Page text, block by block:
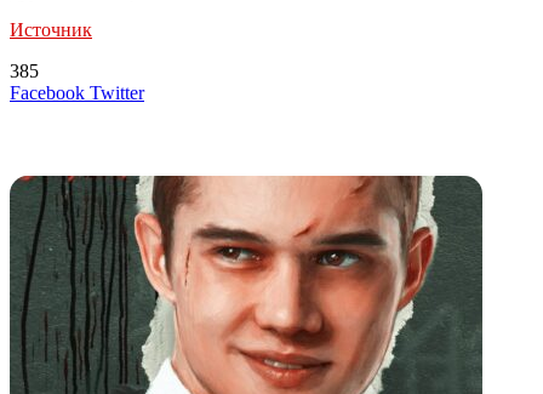
Источник
385
Facebook TwitterLinkedIn
Tumblr
Reddit
Вконтакте
Одноклассники
Skype
Messenger
Messenger
WhatsApp
Telegram
Viber
Line
Поделиться
Печатать